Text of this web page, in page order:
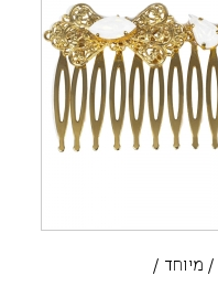
/ מיוחד /